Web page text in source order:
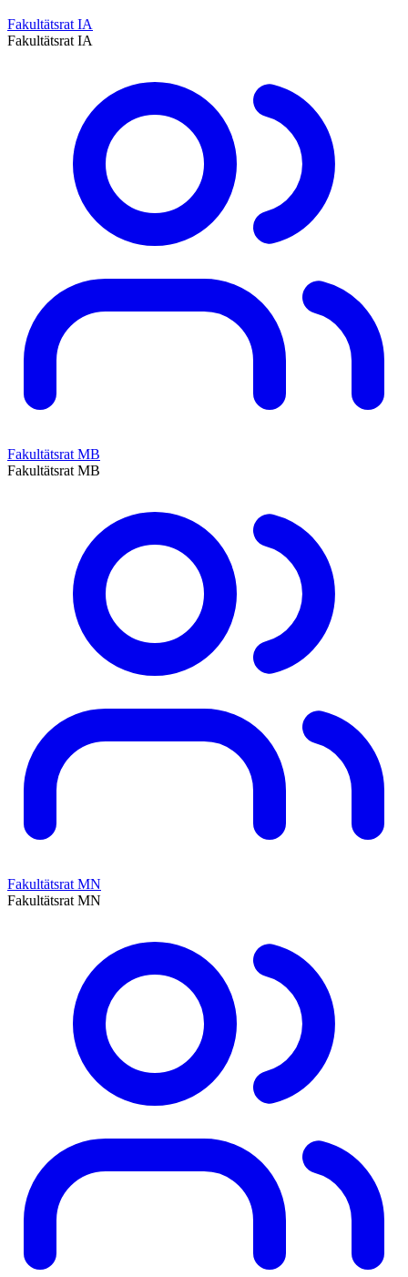
Fakultätsrat IA
Fakultätsrat IA
Fakultätsrat MB
Fakultätsrat MB
Fakultätsrat MN
Fakultätsrat MN